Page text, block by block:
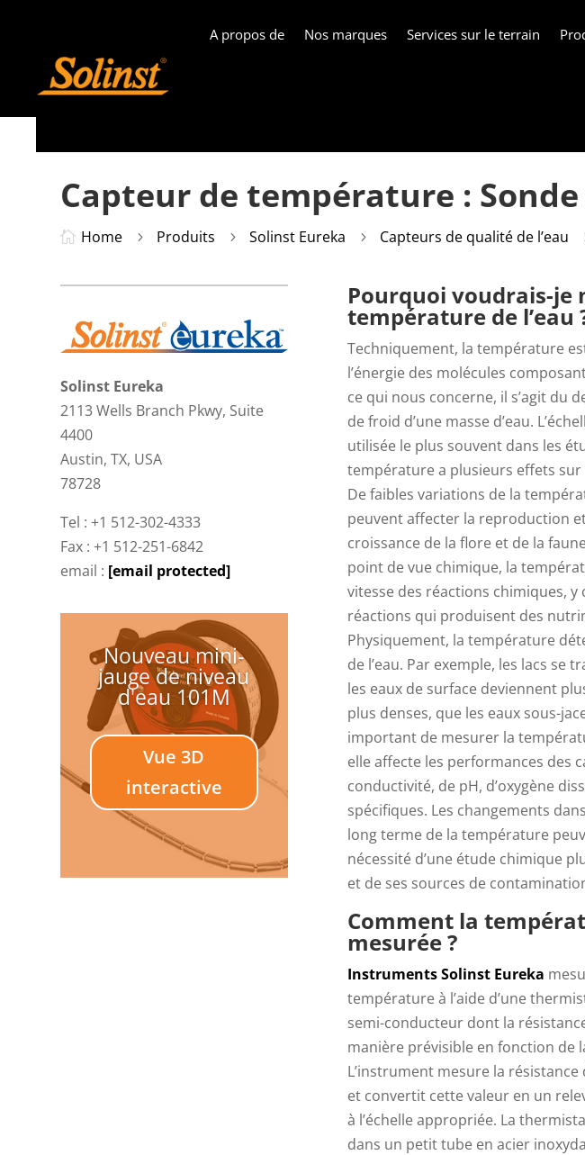
A propos de Nos marques Services sur le terrain
Capteur de température :
 Home 5 Produits 5 Solinst Eureka 5 Capteurs de qualité de l’eau
Solinst Eureka
2113 Wells Branch Pkwy, Suite
4400
Austin, TX, USA
78728
Tel : +1 512-302-4333
Fax : +1 512-251-6842
email : [email protected]
Nouveau mini-
jauge de niveau
d'eau 101M
Vue 3D
interactive
Pourquoi voudrais-je
température de l’eau
Techniquement, la température
l’énergie des molécules
ce qui nous concerne, il s’agit du
de froid d’une masse d’eau.
utilisée le plus souvent dans les
température a plusieurs effets sur
De faibles variations de la
peuvent affecter la reproduction
croissance de la flore et de la
point de vue chimique, la
vitesse des réactions chimiques, y
réactions qui produisent des
Physiquement, la température
de l’eau. Par exemple, les lacs se
les eaux de surface deviennent
plus denses, que les eaux sous-
important de mesurer la
elle affecte les performances des
conductivité, de pH, d’oxygène
spécifiques. Les changements
long terme de la température
nécessité d’une étude chimique
et de ses sources de
Comment la
mesurée ?
Instruments Solinst Eureka
température à l’aide d’une
semi-conducteur dont la
manière prévisible en fonction de
L’instrument mesure la
et convertit cette valeur en un
à l’échelle appropriée. La
dans un petit tube en acier